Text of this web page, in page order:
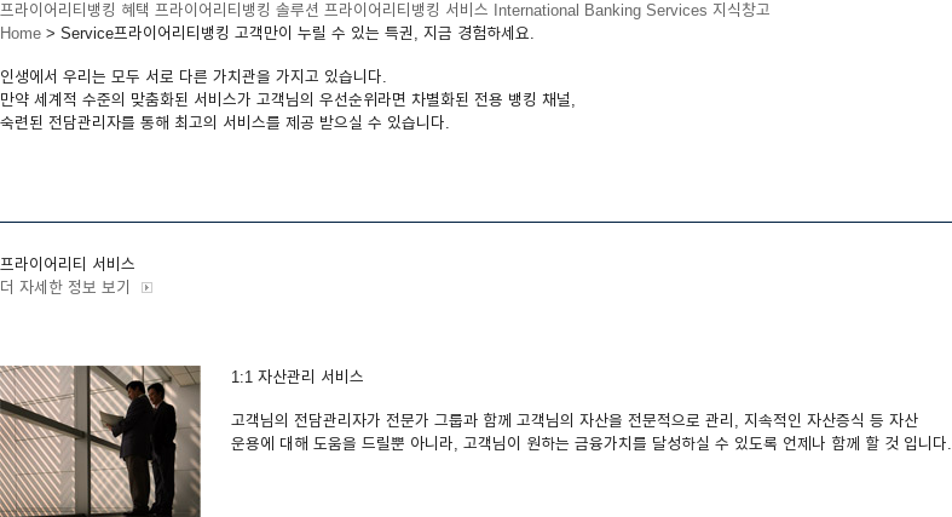
프라이어리티뱅킹 혜택 프라이어리티뱅킹 솔루션 프라이어리티뱅킹 서비스 International Banking Services 지식창고
Home > Service프라이어리티뱅킹 고객만이 누릴 수 있는 특권, 지금 경험하세요.
인생에서 우리는 모두 서로 다른 가치관을 가지고 있습니다.
만약 세계적 수준의 맞춤화된 서비스가 고객님의 우선순위라면 차별화된 전용 뱅킹 채널,
숙련된 전담관리자를 통해 최고의 서비스를 제공 받으실 수 있습니다.
프라이어리티 서비스
더 자세한 정보 보기
1:1 자산관리 서비스
고객님의 전담관리자가 전문가 그룹과 함께 고객님의 자산을 전문적으로 관리, 지속적인 자산증식 등 자산
운용에 대해 도움을 드릴뿐 아니라, 고객님이 원하는 금융가치를 달성하실 수 있도록 언제나 함께 할 것 입니다.